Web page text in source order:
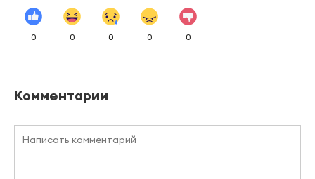
0 0 0 0 0
Комментарии